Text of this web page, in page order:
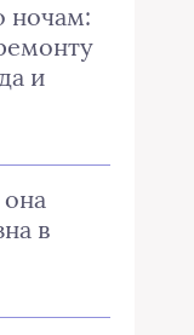
ночам:
и
в